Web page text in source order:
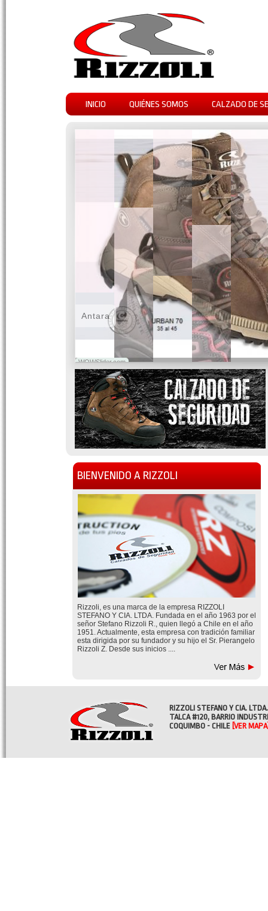
INICIO QUIÉNES SOMOS CALZADO DE
WOWSlider.com
Antara
BIENVENIDO A RIZZOLI
Rizzoli, es una marca de la empresa RIZZOLI
STEFANO Y CIA. LTDA. Fundada en el año 1963 por el
señor Stefano Rizzoli R., quien llegó a Chile en el año
1951. Actualmente, esta empresa con tradición familiar
esta dirigida por su fundador y su hijo el Sr. Pierangelo
Rizzoli Z. Desde sus inicios ....
RIZZOLI STEFANO Y CIA. LTDA.
TALCA #120, BARRIO
COQUIMBO - CHILE [VER